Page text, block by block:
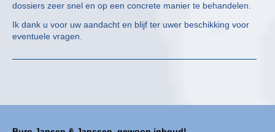
dossiers zeer snel en op een concrete manier te behandelen.
Ik dank u voor uw aandacht en blijf ter uwer beschikking voor
eventuele vragen.